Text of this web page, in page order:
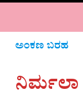
ಅಂಕಣ ಬರಹ
ನಿರ್ಮಲಾ‌